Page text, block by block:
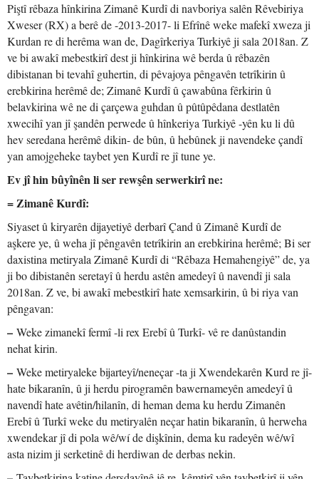
Piştî rêbaza hînkirina Zimanê Kurdî di navboriya salên Rêvebiriya
Xweser (RX) a berê de -2013-2017- li Efrînê weke mafekî xweza ji
Kurdan re di herêma wan de, Dagîrkeriya Turkiyê ji sala 2018an. Z
ve bi awakî mebestkirî dest ji hînkirina wê berda û rêbazên
dibistanan bi tevahî guhertin, di pêvajoya pêngavên tetrîkirin û
erebkirina herêmê de; Zimanê Kurdî û çawabûna fêrkirin û
belavkirina wê ne di çarçewa guhdan û pûtûpêdana destlatên
xwecihî yan jî şandên perwede û hînkeriya Turkiyê -yên ku li dû
hev seredana herêmê dikin- de bûn, û hebûnek ji navendeke çandî
yan amojgeheke taybet yen Kurdî re jî tune ye.
Ev jî hin bûyînên li ser rewşên serwerkirî ne:
= Zimanê Kurdî:
Siyaset û kiryarên dijayetiyê derbarî Çand û Zimanê Kurdî de
aşkere ye, û weha jî pêngavên tetrîkirin an erebkirina herêmê; Bi ser
daxistina metiryala Zimanê Kurdî di “Rêbaza Hemahengiyê” de, ya
ji bo dibistanên seretayî û herdu astên amedeyî û navendî ji sala
2018an. Z ve, bi awakî mebestkirî hate xemsarkirin, û bi riya van
pêngavan:
– Weke zimanekî fermî -li rex Erebî û Turkî- vê re danûstandin
nehat kirin.
– Weke metiryaleke bijarteyî/neneçar -ta ji Xwendekarên Kurd re jî-
hate bikaranîn, û ji herdu pirogramên bawernameyên amedeyî û
navendî hate avêtin/hilanîn, di heman dema ku herdu Zimanên
Erebî û Turkî weke du metiryalên neçar hatin bikaranîn, û herweha
xwendekar jî di pola wê/wí de dişkînin, dema ku radeyên wê/wî
asta nizim ji serketinê di herdiwan de derbas nekin.